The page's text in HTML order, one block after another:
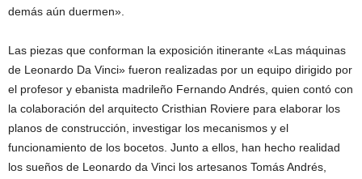
demás aún duermen».
Las piezas que conforman la exposición itinerante «Las máquinas
de Leonardo Da Vinci» fueron realizadas por un equipo dirigido por
el profesor y ebanista madrileño Fernando Andrés, quien contó con
la colaboración del arquitecto Cristhian Roviere para elaborar los
planos de construcción, investigar los mecanismos y el
funcionamiento de los bocetos. Junto a ellos, han hecho realidad
los sueños de Leonardo da Vinci los artesanos Tomás Andrés,